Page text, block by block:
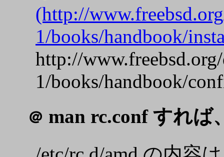
(http://
1/books/handbook/
http://
1/books/handbook/
＠ man rc.conf すれば